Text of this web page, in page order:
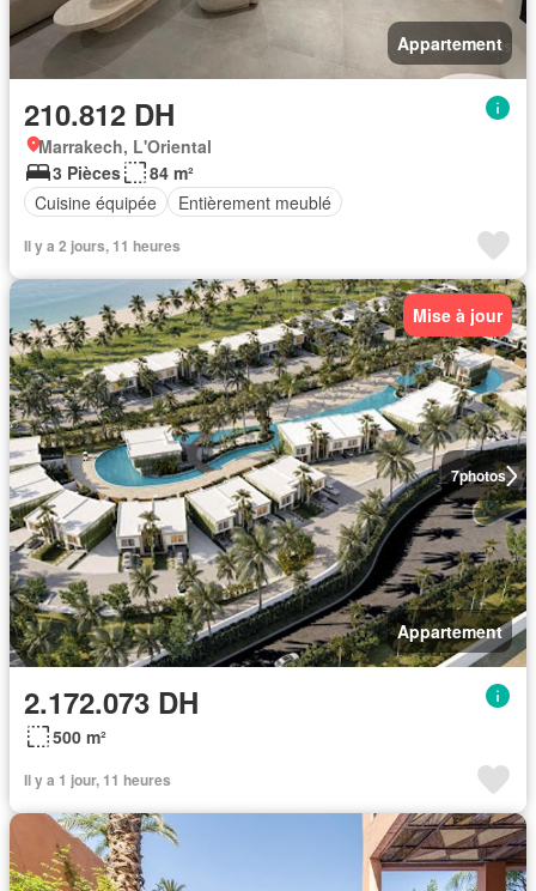
Appartement
210.812 DH
Marrakech, L'Oriental
3 Pièces
84 m²
Cuisine équipée
Entièrement meublé
Il y a 2 jours, 11 heures
7photos
Mise à jour
Appartement
2.172.073 DH
500 m²
Il y a 1 jour, 11 heures